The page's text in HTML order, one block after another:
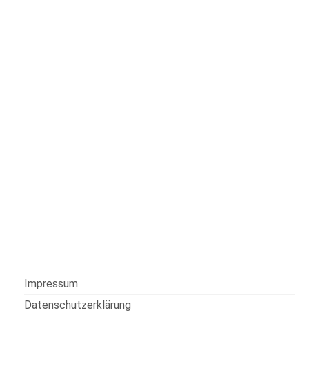
Impressum
Datenschutzerklärung